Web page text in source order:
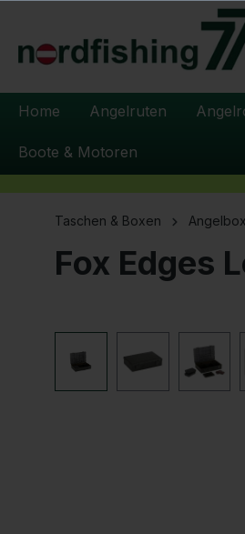
Zur Hauptnavigation
Home Angelruten
Boote & Motoren
Taschen & Boxen
Fox Edges